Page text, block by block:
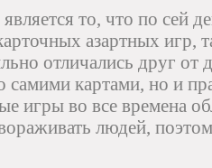
то, что по сей
азартных игр,
отличались друг
самими картами, но и
игры во все времена
людей,